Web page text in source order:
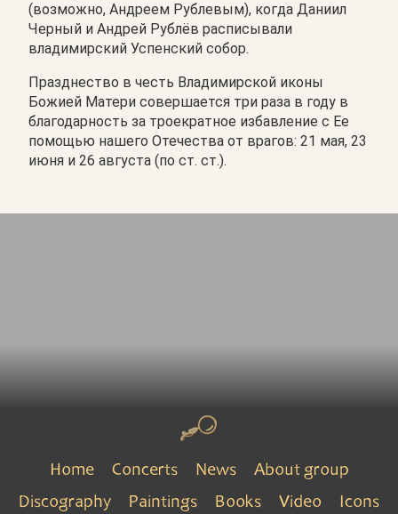
(возможно, Андреем Рублевым), когда Даниил
Черный и Андрей Рублёв расписывали
владимирский Успенский собор.
Празднество в честь Владимирской иконы
Божией Матери совершается три раза в году в
благодарность за троекратное избавление с Ее
помощью нашего Отечества от врагов: 21 мая, 23
июня и 26 августа (по ст. ст.).
Home Concerts News
About group
Discography
Paintings Books Video Icons